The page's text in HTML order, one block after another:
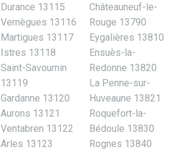
Durance 13115
Vernègues 13116
Martigues 13117
Istres 13118
Saint-Savournin
13119
Gardanne 13120
Aurons 13121
Ventabren 13122
Arles 13123
Châteauneuf-le-
Rouge 13790
Eygalières 13810
Ensuès-la-
Redonne 13820
La Penne-sur-
Huveaune 13821
Roquefort-la-
Bédoule 13830
Rognes 13840